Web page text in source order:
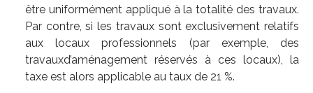
être uniformément appliqué à la totalité des travaux.
Par contre, si les travaux sont exclusivement relatifs
aux locaux professionnels (par exemple, des
travauxd’aménagement réservés à ces locaux), la
taxe est alors applicable au taux de 21 %.